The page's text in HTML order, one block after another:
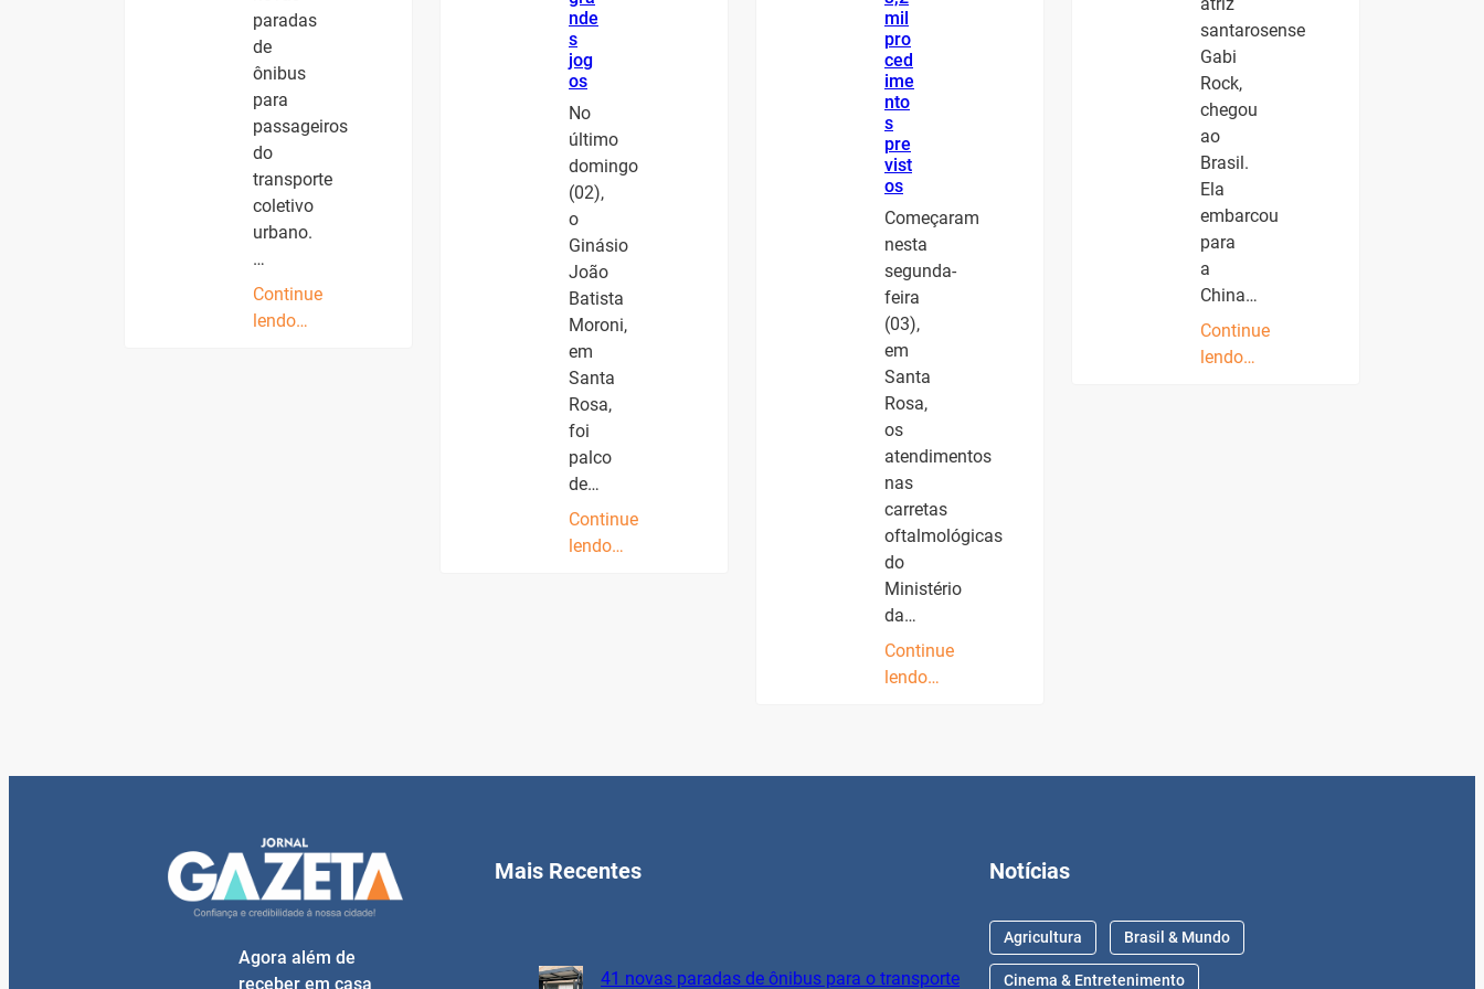
paradas
de
ônibus
para
passageiros
do
transporte
coletivo
urbano.
…
Continue
lendo…
nde
s
jog
os
No
último
domingo
(02),
o
Ginásio
João
Batista
Moroni,
em
Santa
Rosa,
foi
palco
de…
Continue
lendo…
mil
pro
ced
ime
nto
s
pre
vist
os
Começaram
nesta
segunda-
feira
(03),
em
Santa
Rosa,
os
atendimentos
nas
carretas
oftalmológicas
do
Ministério
da…
Continue
lendo…
atriz
santarosense
Gabi
Rock,
chegou
ao
Brasil.
Ela
embarcou
para
a
China…
Continue
lendo…
Agora além de
receber em casa
Mais Recentes
41 novas paradas de ônibus para o transporte
Notícias
Agricultura Brasil & Mundo
Cinema & Entretenimento